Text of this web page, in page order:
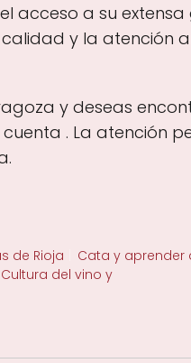
acceso a su
y la atención
y deseas
. La atención
de Rioja
Cata y aprender
Cultura del vino y